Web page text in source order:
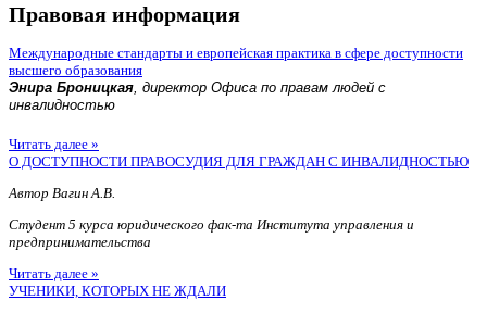
Правовая информация
Международные стандарты и европейская практика в сфере доступности
высшего образования
Энира Броницкая, директор Офиса по правам людей с
инвалидностью
Читать далее »
О ДОСТУПНОСТИ ПРАВОСУДИЯ ДЛЯ ГРАЖДАН С ИНВАЛИДНОСТЬЮ
Автор Вагин А.В.
Студент 5 курса юридического фак-та Института управления и
предпринимательства
Читать далее »
УЧЕНИКИ, КОТОРЫХ НЕ ЖДАЛИ